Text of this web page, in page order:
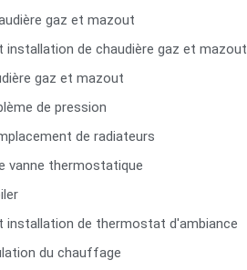
gaz et mazout
installation de chaudière gaz et mazout
gaz et mazout
de pression
de radiateurs
vanne thermostatique
installation de thermostat d'ambiance
du chauffage